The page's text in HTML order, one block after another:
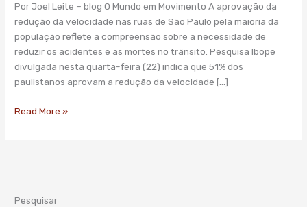
Por Joel Leite – blog O Mundo em Movimento A aprovação da
redução da velocidade nas ruas de São Paulo pela maioria da
população reflete a compreensão sobre a necessidade de
reduzir os acidentes e as mortes no trânsito. Pesquisa Ibope
divulgada nesta quarta-feira (22) indica que 51% dos
paulistanos aprovam a redução da velocidade […]
8
km/h
reduz
pela
metade
o
de
Read More »
Pesquisar